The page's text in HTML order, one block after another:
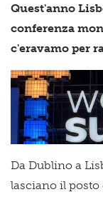
Quest'anno
conferenza
c'eravamo per
Da Dublino a
lasciano il